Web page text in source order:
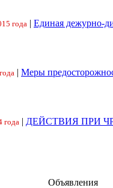
года | Единая дежурно-
| Меры
года | ДЕЙСТВИЯ ПРИ
Объявления